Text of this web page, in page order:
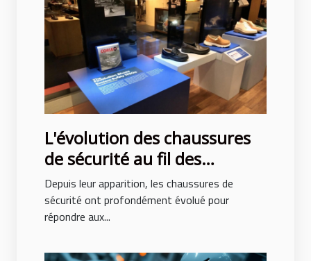
L'évolution des chaussures
de sécurité au fil des
décennies
Depuis leur apparition, les chaussures de
sécurité ont profondément évolué pour
répondre aux...